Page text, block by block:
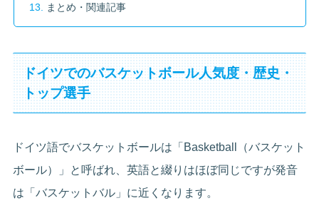
まとめ・関連記事
ドイツでのバスケットボール人気度・歴史・
トップ選手
ドイツ語でバスケットボールは「Basketball（バスケット
ボール）」と呼ばれ、英語と綴りはほぼ同じですが発音
は「バスケットバル」に近くなります。